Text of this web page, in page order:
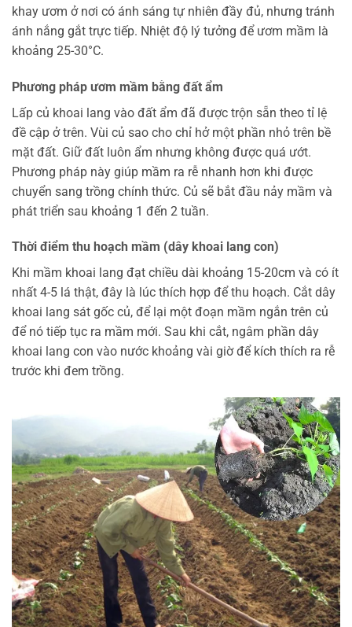
khay ươm ở nơi có ánh sáng tự nhiên đầy đủ, nhưng tránh
ánh nắng gắt trực tiếp. Nhiệt độ lý tưởng để ươm mầm là
khoảng 25-30°C.
Phương pháp ươm mầm bằng đất ẩm
Lấp củ khoai lang vào đất ẩm đã được trộn sẵn theo tỉ lệ
đề cập ở trên. Vùi củ sao cho chỉ hở một phần nhỏ trên bề
mặt đất. Giữ đất luôn ẩm nhưng không được quá ướt.
Phương pháp này giúp mầm ra rễ nhanh hơn khi được
chuyển sang trồng chính thức. Củ sẽ bắt đầu nảy mầm và
phát triển sau khoảng 1 đến 2 tuần.
Thời điểm thu hoạch mầm (dây khoai lang con)
Khi mầm khoai lang đạt chiều dài khoảng 15-20cm và có ít
nhất 4-5 lá thật, đây là lúc thích hợp để thu hoạch. Cắt dây
khoai lang sát gốc củ, để lại một đoạn mầm ngắn trên củ
để nó tiếp tục ra mầm mới. Sau khi cắt, ngâm phần dây
khoai lang con vào nước khoảng vài giờ để kích thích ra rễ
trước khi đem trồng.